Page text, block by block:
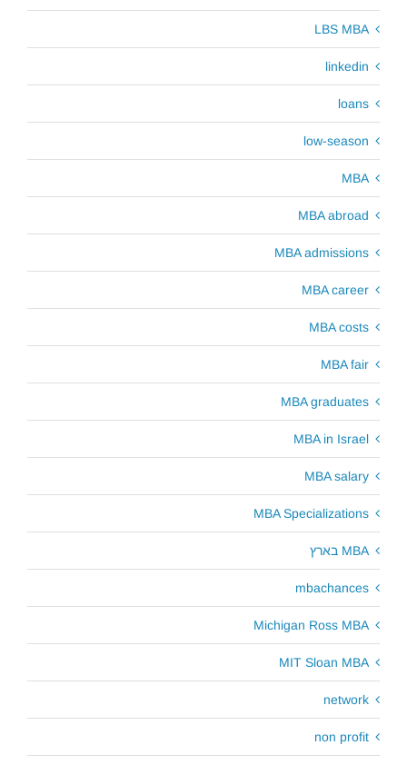
LBS MBA
linkedin
loans
low-season
MBA
MBA abroad
MBA admissions
MBA career
MBA costs
MBA fair
MBA graduates
MBA in Israel
MBA salary
MBA Specializations
MBA בארץ
mbachances
Michigan Ross MBA
MIT Sloan MBA
network
non profit